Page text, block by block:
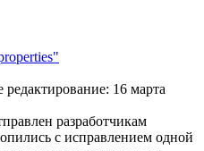
редактирование: 16 марта
разработчикам
с исправлением одной